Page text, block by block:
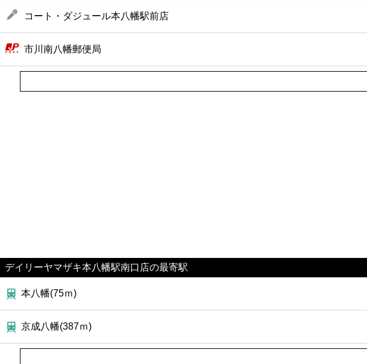
コート・ダジュール本八幡駅前店
市川南八幡郵便局
デイリーヤマザキ本八幡駅南口店の最寄駅
本八幡(75ｍ)
京成八幡(387ｍ)